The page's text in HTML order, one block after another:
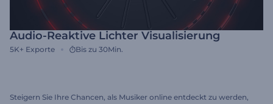
Audio-Reaktive Lichter Visualisierung
5K+ Exporte Bis zu 30Min.
Steigern Sie Ihre Chancen, als Musiker online entdeckt zu werden,